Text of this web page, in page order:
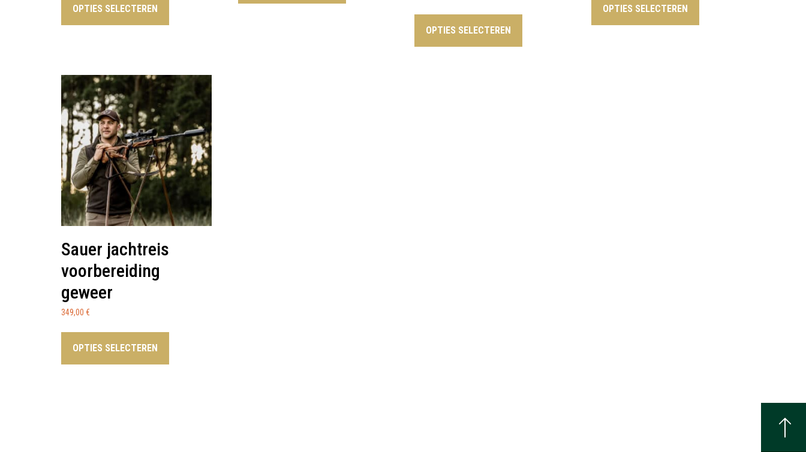
OPTIES SELECTEREN
OPTIES SELECTEREN
OPTIES SELECTEREN
Sauer jachtreis
voorbereiding
geweer
349,00 €
OPTIES SELECTEREN